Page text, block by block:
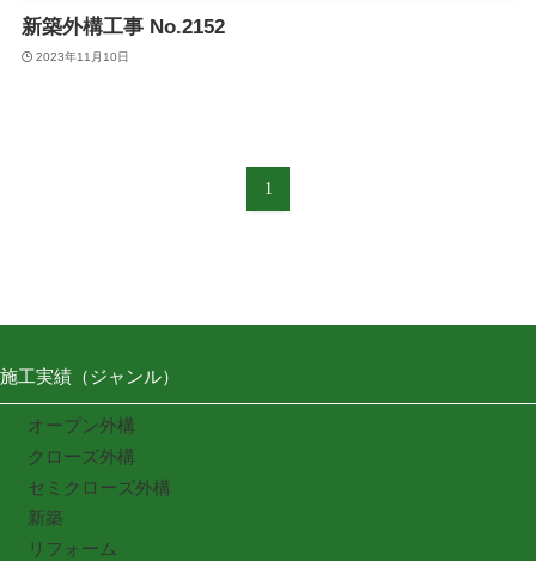
新築外構工事 No.2152
2023年11月10日
1
施工実績（ジャンル）
オープン外構
クローズ外構
セミクローズ外構
新築
リフォーム